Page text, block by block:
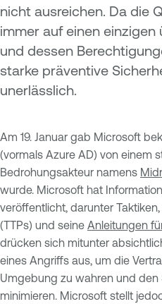
nicht ausreichen. Da die
immer auf einen
und dessen
starke präventive
unerlässlich.
Am 19. Januar gab Microsoft
(vormals Azure AD) von einem
Bedrohungsakteur namens
wurde. Microsoft hat
veröffentlicht, darunter
(TTPs) und seine Anleitungen
drücken sich mitunter
eines Angriffs aus, um die
Umgebung zu wahren und den
minimieren. Microsoft stellt